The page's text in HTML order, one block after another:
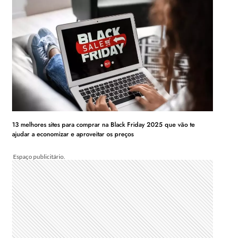
13 melhores sites para comprar na Black Friday 2025 que vão te
ajudar a economizar e aproveitar os preços